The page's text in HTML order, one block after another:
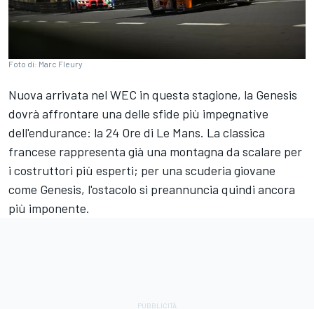
Foto di: Marc Fleury
Nuova arrivata nel WEC in questa stagione, la Genesis
dovrà affrontare una delle sfide più impegnative
dell'endurance: la 24 Ore di Le Mans. La classica
francese rappresenta già una montagna da scalare per
i costruttori più esperti; per una scuderia giovane
come Genesis, l'ostacolo si preannuncia quindi ancora
più imponente.